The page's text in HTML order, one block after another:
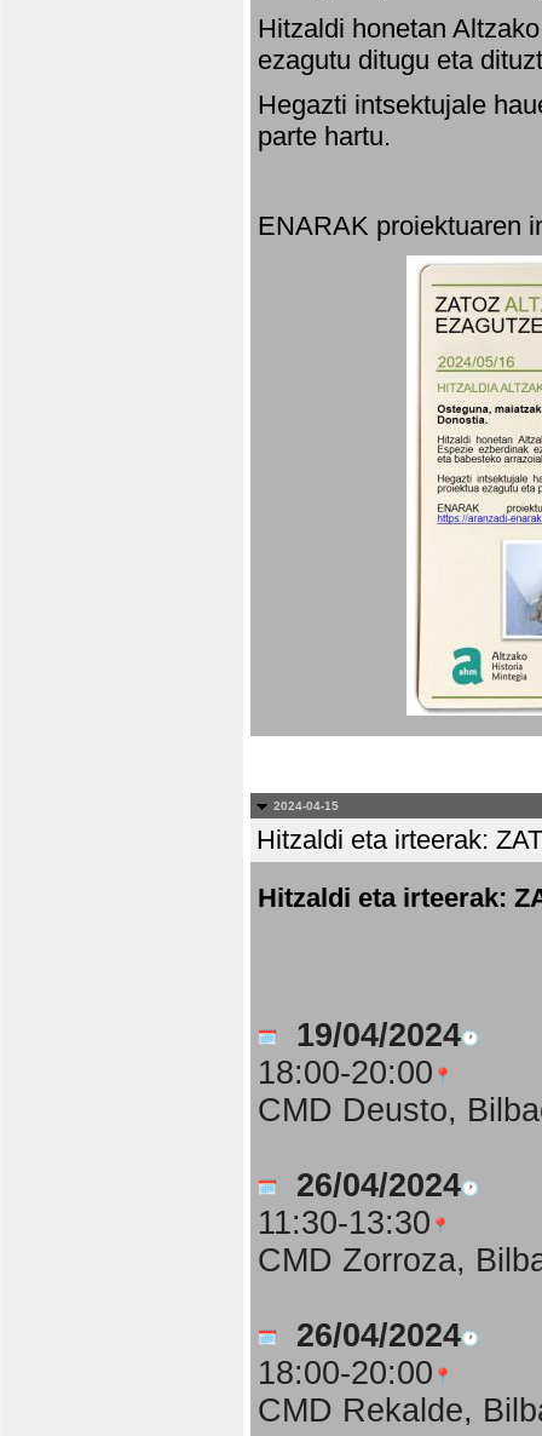
Hitzaldi honetan
ezagutu ditugu eta
Hegazti intsektujale
parte hartu.
ENARAK proiektuaren
2024-04-15
Hitzaldi eta irteerak:
Hitzaldi eta irteerak:
19/04/2024
18:00-20:00
CMD Deusto,
26/04/2024
11:30-13:30
CMD Zorroza,
26/04/2024
18:00-20:00
CMD Rekalde,